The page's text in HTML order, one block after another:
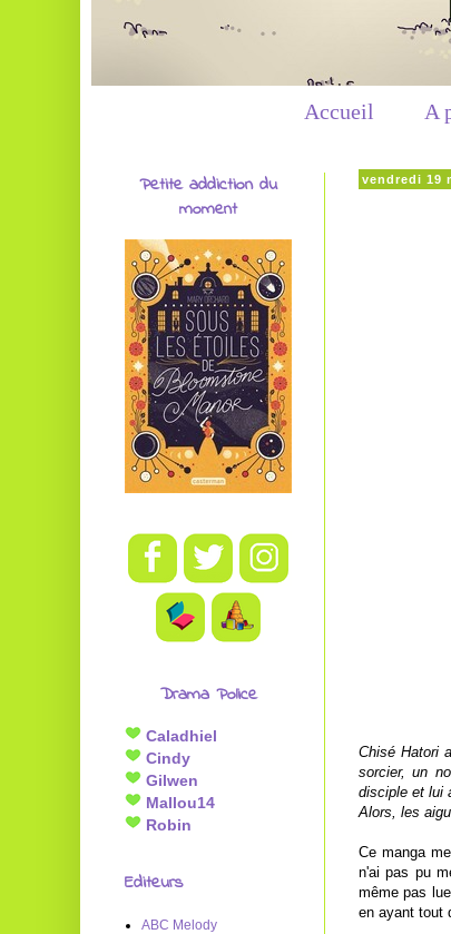
Accueil A
vendredi 19
Chisé Hatori
sorcier, un
disciple et lui
Alors, les
Ce manga
n'ai pas pu
même pas
en ayant tout
Petite addiction du
moment
Drama Police
Caladhiel
Cindy
Gilwen
Mallou14
Robin
Editeurs
ABC Melody